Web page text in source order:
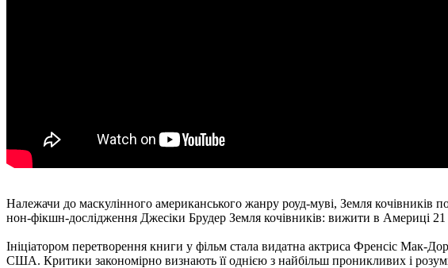
Належачи до маскулінного американського жанру роуд-муві, Земля
нон-фікшн-дослідження Джесіки Брудер Земля кочівників: вижити в Америці 21
Ініціатором перетворення книги у фільм стала видатна актриса Френсіс Мак-
США. Критики закономірно визнають її однією з найбільш проникливих і